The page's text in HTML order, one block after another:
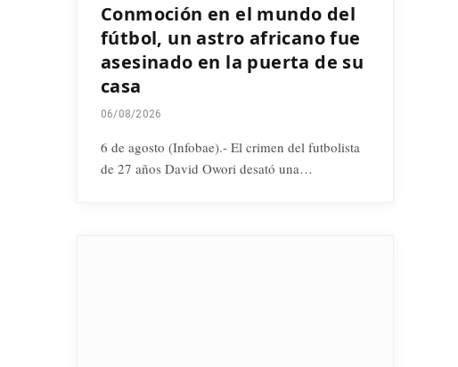
Conmoción en el mundo del
fútbol, un astro africano fue
asesinado en la puerta de su
casa
06/08/2026
6 de agosto (Infobae).- El crimen del futbolista
de 27 años David Owori desató una…